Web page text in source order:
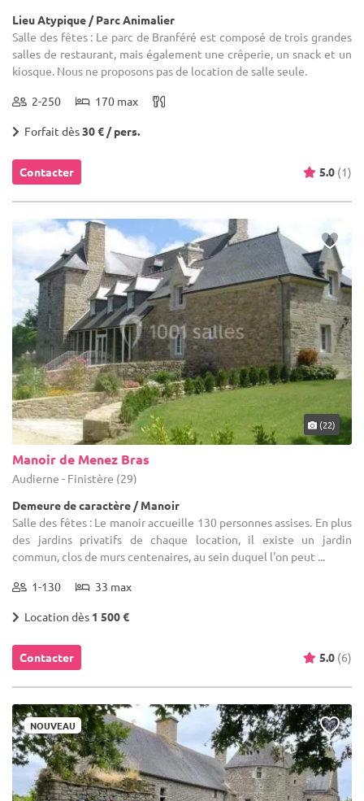
Lieu Atypique / Parc Animalier
Salle des fêtes : Le parc de Branféré est composé de trois grandes
salles de restaurant, mais également une crêperie, un snack et un
kiosque. Nous ne proposons pas de location de salle seule.
2-250 170 max
Forfait dès30 € / pers.
Contacter 5.0 (1)
(22)
Manoir de Menez Bras
Audierne - Finistère (29)
Demeure de caractère / Manoir
Salle des fêtes : Le manoir accueille 130 personnes assises. En plus
des jardins privatifs de chaque location, il existe un jardin
commun, clos de murs centenaires, au sein duquel l'on peut ...
1-130 33 max
Location dès 1 500 €
Contacter 5.0 (6)
NOUVEAU